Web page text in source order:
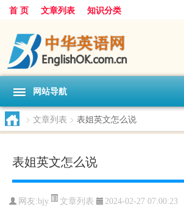
首 页 文章列表 知识分类
网站导航
> 文章列表 > 表姐英文怎么说
表姐英文怎么说
网友:bjy 文章列表 2024-02-27 07:00:23